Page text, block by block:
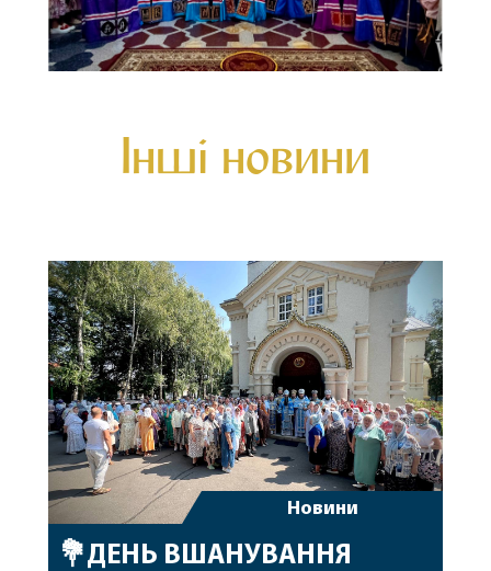
Інші новини
Новини
💐ДЕНЬ ВШАНУВАННЯ